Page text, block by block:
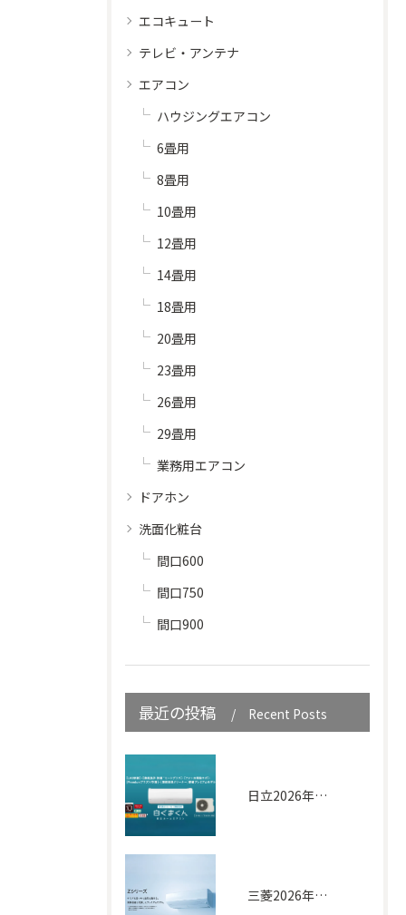
エコキュート
テレビ・アンテナ
エアコン
ハウジングエアコン
6畳用
8畳用
10畳用
12畳用
14畳用
18畳用
20畳用
23畳用
26畳用
29畳用
業務用エアコン
ドアホン
洗面化粧台
間口600
間口750
間口900
最近の投稿 Recent Posts
日立2026年｜白くまくん XJシリーズ
三菱2026年｜Zシリーズ